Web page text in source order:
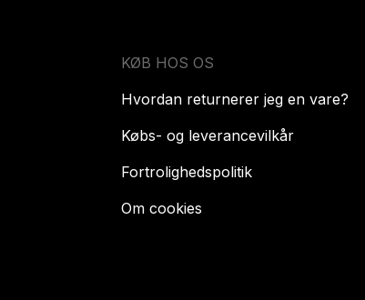
KØB HOS OS
Hvordan returnerer jeg en vare?
Købs- og leverancevilkår
Fortrolighedspolitik
Om cookies